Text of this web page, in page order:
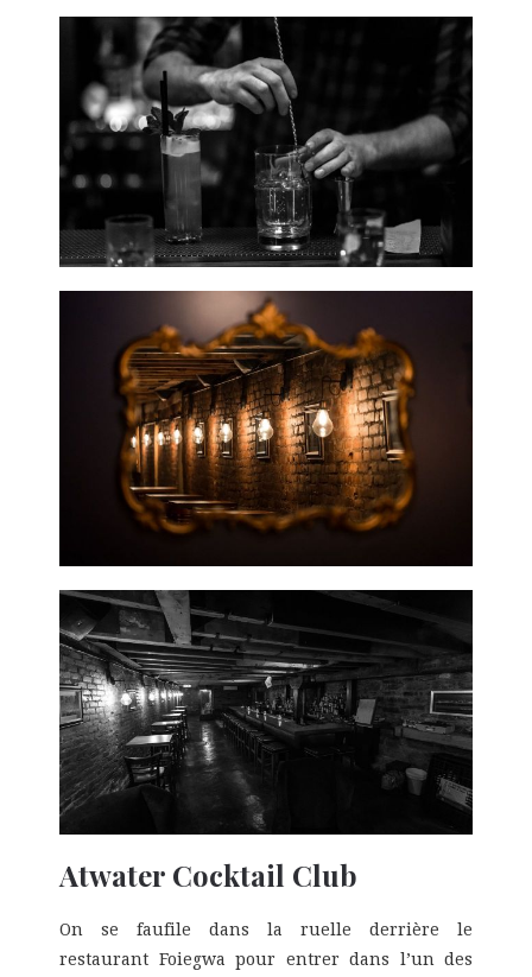
Atwater Cocktail Club
On se faufile dans la ruelle derrière le
restaurant Foiegwa pour entrer dans l’un des